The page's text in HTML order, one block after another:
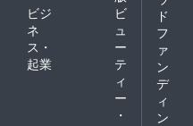
ビジ
ネ
ス・
起業
ビ
ュ
ー
テ
ィ
ー
・
ド
フ
ァ
ン
デ
ィ
ン